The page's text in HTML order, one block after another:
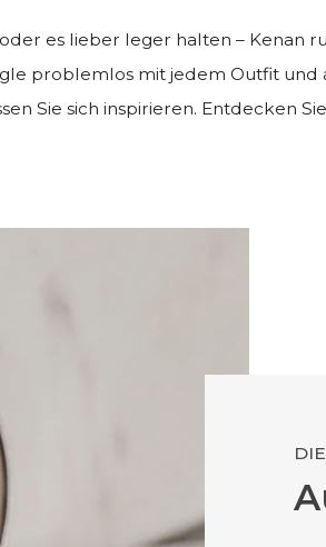
es lieber leger halten – Kenan
problemlos mit jedem Outfit
Sie sich inspirieren. Entdecken